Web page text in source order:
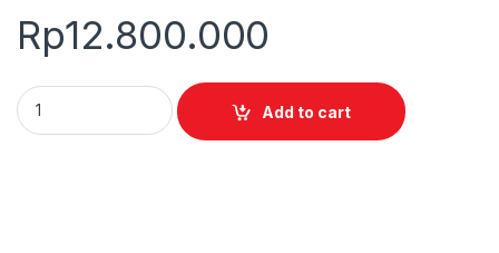
Rp12.800.000
Thermal Mass Flowmeter SUP-MF quantity
Add to cart